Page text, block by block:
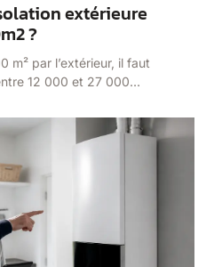
extérieure
?
m² par l’extérieur, il faut
12 000 et 27 000…